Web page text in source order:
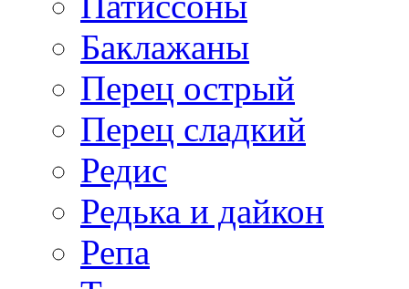
Баклажаны
Перец острый
Перец сладкий
Редис
Редька и дайкон
Репа